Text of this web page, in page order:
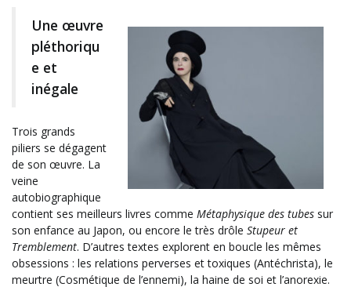
Une œuvre
pléthoriqu
e et
inégale
Trois grands
piliers se dégagent
de son œuvre. La
veine
autobiographique
contient ses meilleurs livres comme Métaphysique des tubes sur
son enfance au Japon, ou encore le très drôle Stupeur et
Tremblement. D’autres textes explorent en boucle les mêmes
obsessions : les relations perverses et toxiques (Antéchrista), le
meurtre (Cosmétique de l’ennemi), la haine de soi et l’anorexie.